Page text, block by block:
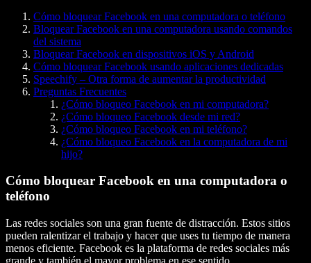
Cómo bloquear Facebook en una computadora o teléfono
Bloquear Facebook en una computadora usando comandos
del sistema
Bloquear Facebook en dispositivos iOS y Android
Cómo bloquear Facebook usando aplicaciones dedicadas
Speechify – Otra forma de aumentar la productividad
Preguntas Frecuentes
¿Cómo bloqueo Facebook en mi computadora?
¿Cómo bloqueo Facebook desde mi red?
¿Cómo bloqueo Facebook en mi teléfono?
¿Cómo bloqueo Facebook en la computadora de mi
hijo?
Cómo bloquear Facebook en una computadora o
teléfono
Las redes sociales son una gran fuente de distracción. Estos sitios
pueden ralentizar el trabajo y hacer que uses tu tiempo de manera
menos eficiente. Facebook es la plataforma de redes sociales más